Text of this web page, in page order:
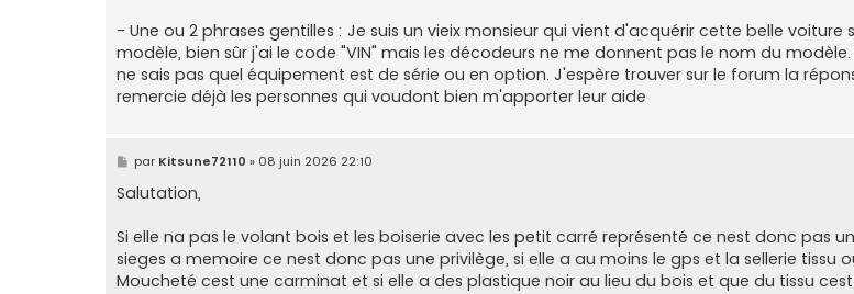
- Une ou 2 phrases gentilles : Je suis un vieix monsieur qui vient d'acquérir cette belle voiture
modèle, bien sûr j'ai le code "VIN" mais les décodeurs ne me donnent pas le nom du
ne sais pas quel équipement est de série ou en option. J'espère trouver sur le forum la
remercie déjà les personnes qui voudont bien m'apporter leur aide
M
e
s
s
g
e
par Kitsune72110 » 08 juin 2026 22:10
Salutation,
Si elle na pas le volant bois et les boiserie avec les petit carré représenté ce nest donc pas
sieges a memoire ce nest donc pas une privilège, si elle a au moins le gps et la sellerie tissu
Moucheté cest une carminat et si elle a des plastique noir au lieu du bois et que du tissu cest